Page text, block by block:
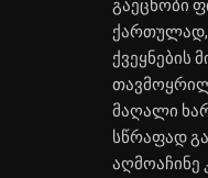
გაეცნობი
ქართულად,
ქვეყნების
მაღალი
სწრაფად
აღმოაჩინე